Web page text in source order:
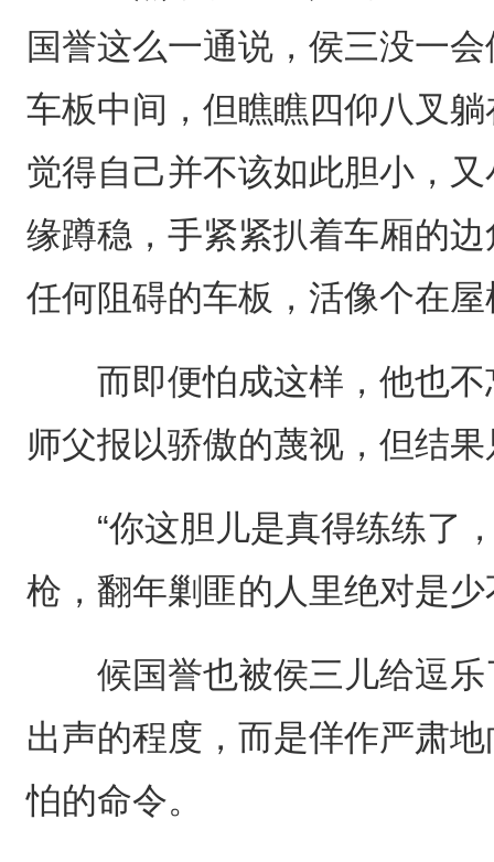
国誉这么一通说，侯三没一
车板中间，但瞧瞧四仰八叉
觉得自己并不该如此胆小，
缘蹲稳，手紧紧扒着车厢的
任何阻碍的车板，活像个在
而即便怕成这样，他也不
师父报以骄傲的蔑视，但结
“你这胆儿是真得练练了，
枪，翻年剿匪的人里绝对是少
候国誉也被侯三儿给逗乐
出声的程度，而是佯作严肃
怕的命令。